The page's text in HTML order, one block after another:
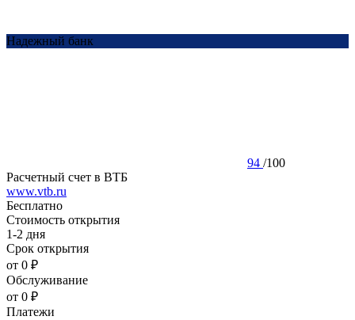
Надежный банк
94 /100
Расчетный счет в ВТБ
www.vtb.ru
Бесплатно
Стоимость открытия
1-2 дня
Срок открытия
от 0 ₽
Обслуживание
от 0 ₽
Платежи